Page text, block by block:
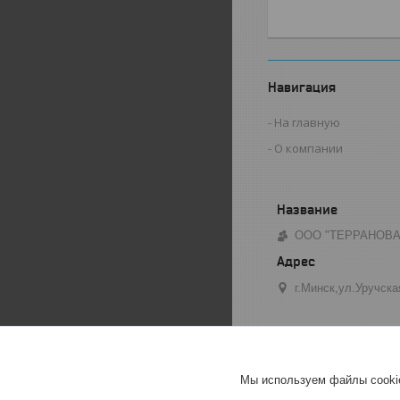
Навигация
На главную
О компании
ООО
Мы используем файлы